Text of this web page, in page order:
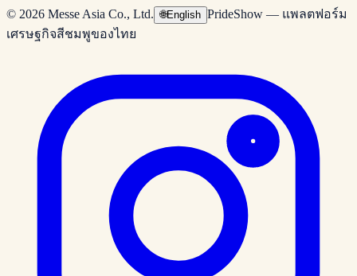
© 2026 Messe Asia Co., Ltd. 🌐English PrideShow — แพลตฟอร์ม
เศรษฐกิจสีชมพูของไทย